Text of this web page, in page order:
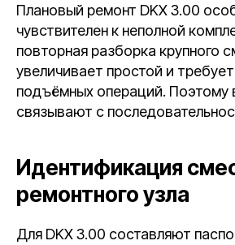
Плановый ремонт DKX 3.00
чувствителен к неполной
повторная разборка крупного
увеличивает простой и
подъёмных операций. Поэтому
связывают с
Идентификация
ремонтного узла
Для DKX 3.00 составляют